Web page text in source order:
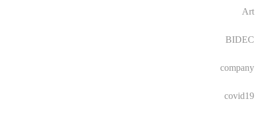
Art
BIDEC
company
covid19